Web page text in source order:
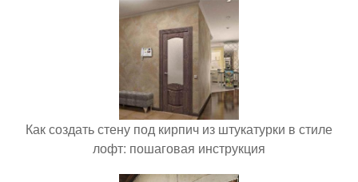
Как создать стену под кирпич из штукатурки в стиле
лофт: пошаговая инструкция